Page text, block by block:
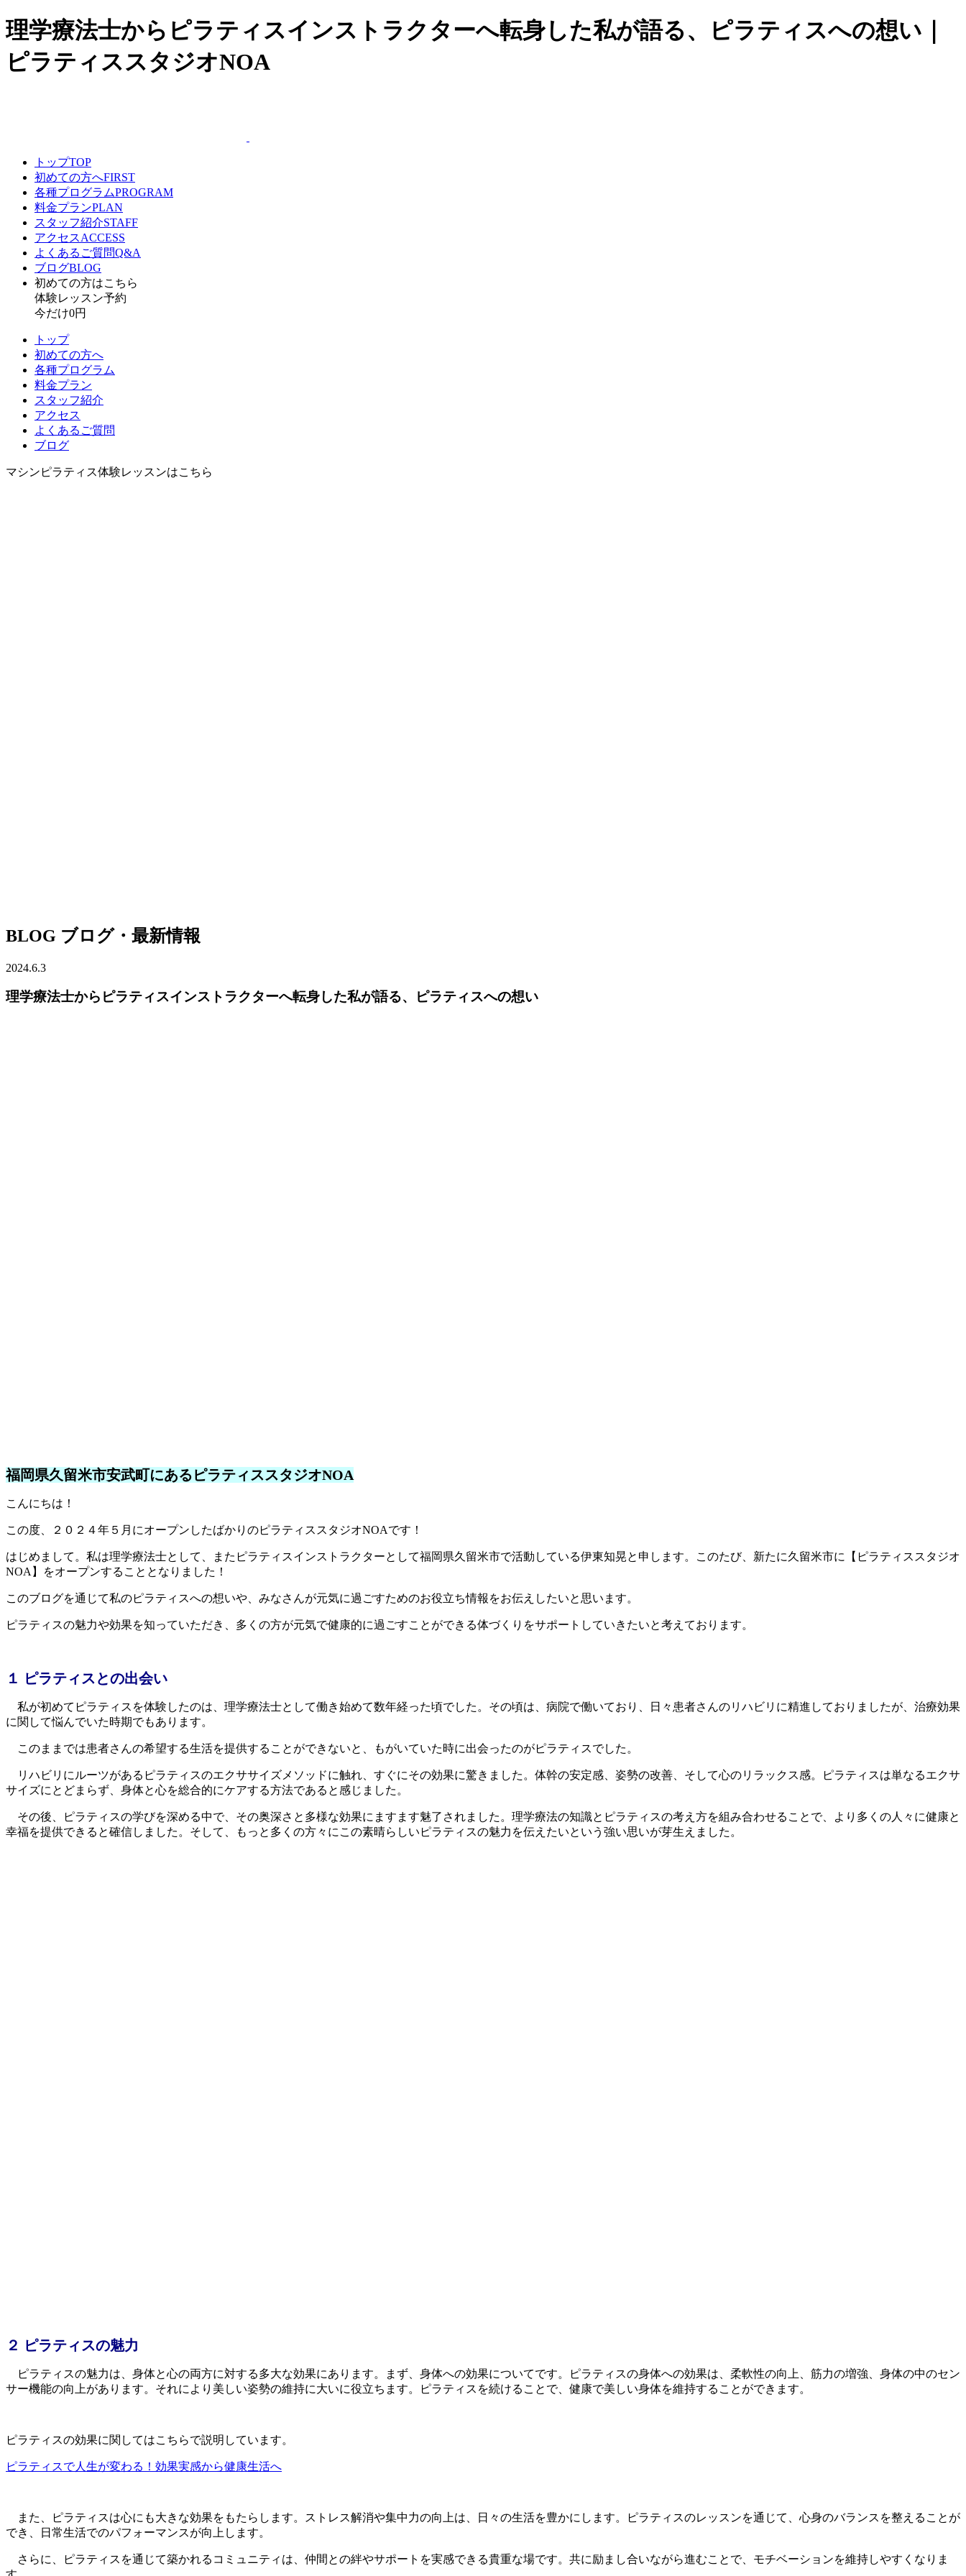
理学療法士からピラティスインストラクターへ転身した私が語る、ピラティスへの想い｜
ピラティススタジオNOA
トップTOP
初めての方へFIRST
各種プログラムPROGRAM
料金プランPLAN
スタッフ紹介STAFF
アクセスACCESS
よくあるご質問Q&A
ブログBLOG
初めての方はこちら​
体験レッスン予約
今だけ0円
トップ
初めての方へ
各種プログラム
料金プラン
スタッフ紹介
アクセス
よくあるご質問
ブログ
マシンピラティス体験レッスンはこちら
BLOG ブログ・最新情報
2024.6.3
理学療法士からピラティスインストラクターへ転身した私が語る、ピラティスへの想い
福岡県久留米市安武町にあるピラティススタジオNOA
こんにちは！
この度、２０２４年５月にオープンしたばかりのピラティススタジオNOAです！
はじめまして。私は理学療法士として、またピラティスインストラクターとして福岡県久留米市で活動している伊東知晃と申します。このたび、新たに久留米市に【ピラティススタジオ
NOA】をオープンすることとなりました！
このブログを通じて私のピラティスへの想いや、みなさんが元気に過ごすためのお役立ち情報をお伝えしたいと思います。
ピラティスの魅力や効果を知っていただき、多くの方が元気で健康的に過ごすことができる体づくりをサポートしていきたいと考えております。
１ ピラティスとの出会い
私が初めてピラティスを体験したのは、理学療法士として働き始めて数年経った頃でした。その頃は、病院で働いており、日々患者さんのリハビリに精進しておりましたが、治療効果
に関して悩んでいた時期でもあります。
このままでは患者さんの希望する生活を提供することができないと、もがいていた時に出会ったのがピラティスでした。
リハビリにルーツがあるピラティスのエクササイズメソッドに触れ、すぐにその効果に驚きました。体幹の安定感、姿勢の改善、そして心のリラックス感。ピラティスは単なるエクサ
サイズにとどまらず、身体と心を総合的にケアする方法であると感じました。
その後、ピラティスの学びを深める中で、その奥深さと多様な効果にますます魅了されました。理学療法の知識とピラティスの考え方を組み合わせることで、より多くの人々に健康と
幸福を提供できると確信しました。そして、もっと多くの方々にこの素晴らしいピラティスの魅力を伝えたいという強い思いが芽生えました。
２ ピラティスの魅力
ピラティスの魅力は、身体と心の両方に対する多大な効果にあります。まず、身体への効果についてです。ピラティスの身体への効果は、柔軟性の向上、筋力の増強、身体の中のセン
サー機能の向上があります。それにより美しい姿勢の維持に大いに役立ちます。ピラティスを続けることで、健康で美しい身体を維持することができます。
ピラティスの効果に関してはこちらで説明しています。
ピラティスで人生が変わる！効果実感から健康生活へ
また、ピラティスは心にも大きな効果をもたらします。ストレス解消や集中力の向上は、日々の生活を豊かにします。ピラティスのレッスンを通じて、心身のバランスを整えることが
でき、日常生活でのパフォーマンスが向上します。
さらに、ピラティスを通じて築かれるコミュニティは、仲間との絆やサポートを実感できる貴重な場です。共に励まし合いながら進むことで、モチベーションを維持しやすくなりま